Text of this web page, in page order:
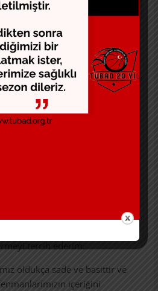
bu veteran oyuncuların
ve daha yoğun bir
yardım eder.
planlamamalısınız. Asistan
diğer üyeleri ve bazen belki
dahil olmalıdır.
niteliklerine göre
bir bakış açısı sunabilir.
oldukça sade ve basittir ve
içeriğini